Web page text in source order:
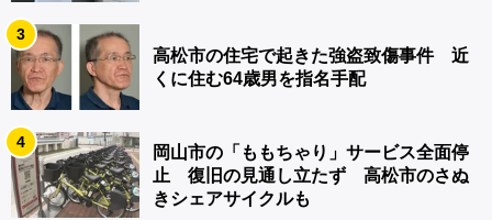
3
高松市の住宅で起きた強盗致傷事件 近
くに住む64歳男を指名手配
4
岡山市の「ももちゃり」サービス全面停
止 復旧の見通し立たず 高松市のさぬ
きシェアサイクルも